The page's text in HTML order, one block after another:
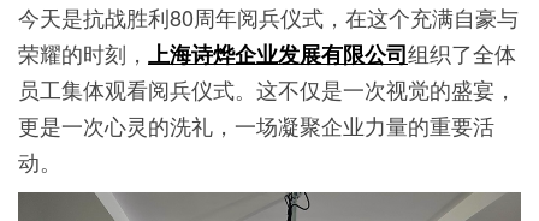
今天是抗战胜利80周年阅兵仪式，在这个充满自豪与
荣耀的时刻， 上海诗烨企业发展有限公司组织了全体
员工集体观看阅兵仪式。这不仅是一次视觉的盛宴，
更是一次心灵的洗礼，一场凝聚企业力量的重要活
动。